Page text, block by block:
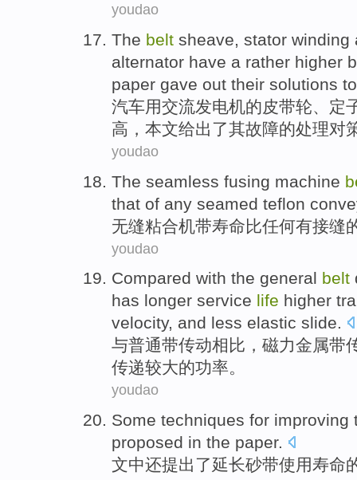
youdao
The belt sheave, stator winding
alternator have a rather higher
paper gave out their solutions to
汽车用交流发电机的皮带轮、 定
高 ， 本文给出了其故障的处理对
youdao
The seamless fusing machine
that of any seamed teflon
无缝粘合机带寿命比任何有接缝
youdao
Compared with the general belt
has longer service life higher
velocity, and less elastic slide.
与普通带传动相比 ， 磁力金属带
传递较大的功率。
youdao
Some techniques for improving
proposed in the paper.
文中还提出了延长砂带使用寿命